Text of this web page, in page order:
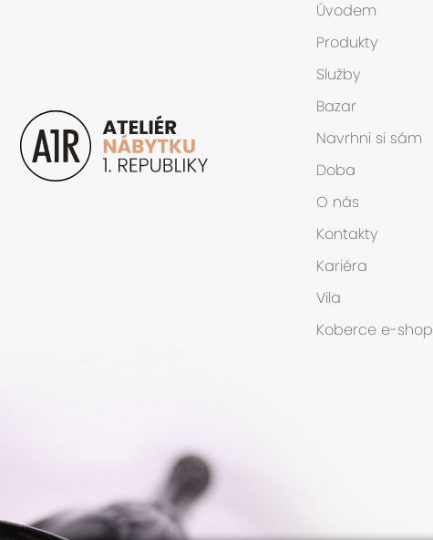
Úvodem
Produkty
Služby
Bazar
Navrhni si sám
Doba
O nás
Kontakty
Kariéra
Vila
Koberce e-shop